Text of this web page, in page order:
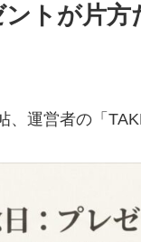
ントが片
運営者の「